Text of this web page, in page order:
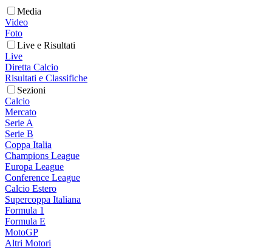
Media
Video
Foto
Live e Risultati
Live
Diretta Calcio
Risultati e Classifiche
Sezioni
Calcio
Mercato
Serie A
Serie B
Coppa Italia
Champions League
Europa League
Conference League
Calcio Estero
Supercoppa Italiana
Formula 1
Formula E
MotoGP
Altri Motori